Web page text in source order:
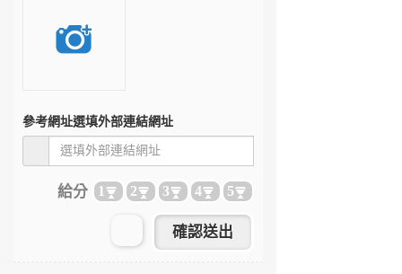
參考網址選填外部連結網址
給分 1 2 3 4 5